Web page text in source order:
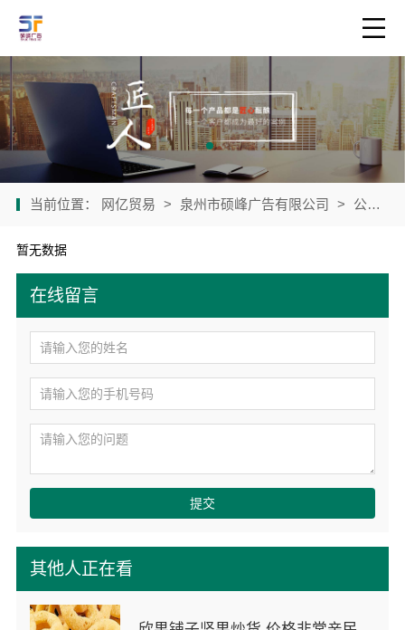
当前位置： 网亿贸易 > 泉州市硕峰广告有限公司 > 公司产品
其他人正在看
在线留言
提交
暂无数据